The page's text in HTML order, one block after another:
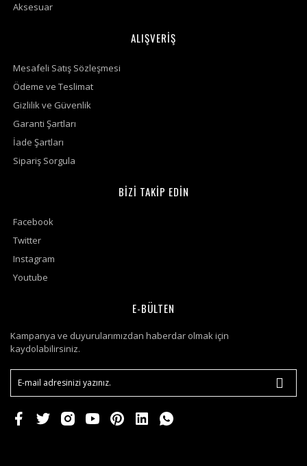
Aksesuar
ALIŞVERİŞ
Mesafeli Satış Sözleşmesi
Ödeme ve Teslimat
Gizlilik ve Güvenlik
Garanti Şartları
İade Şartları
Sipariş Sorgula
BİZİ TAKİP EDİN
Facebook
Twitter
Instagram
Youtube
E-BÜLTEN
Kampanya ve duyurularımızdan haberdar olmak için
kaydolabilirsiniz.